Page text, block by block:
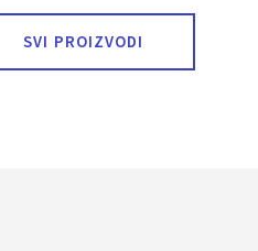
SVI PROIZVODI